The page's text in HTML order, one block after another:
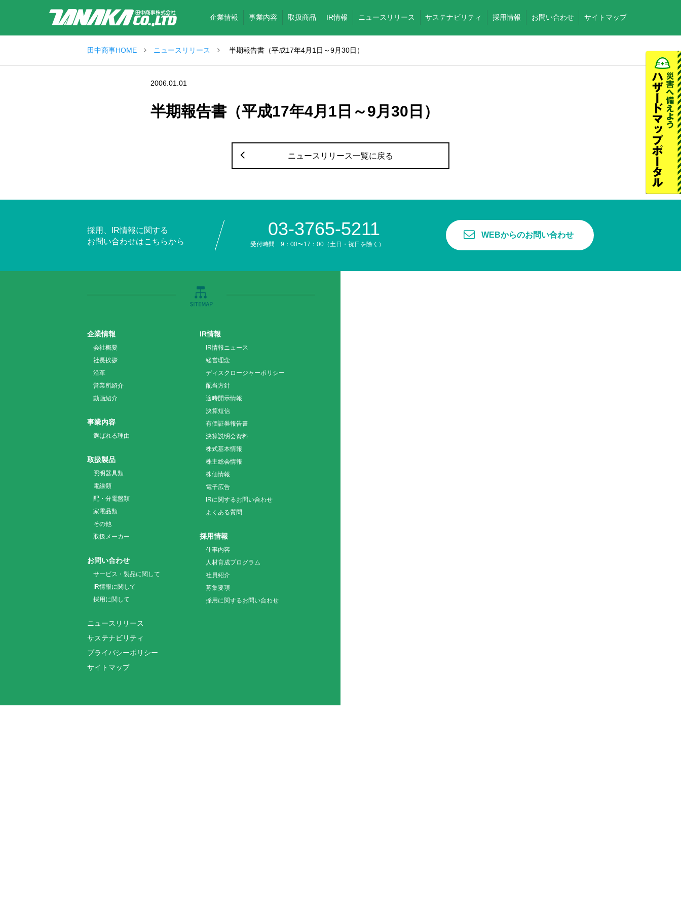
企業情報 事業内容 取扱商品 IR情報 ニュースリリース サステナビリティ 採用情報 お問い合わせ サイトマップ
田中商事HOME ニュースリリース 半期報告書（平成17年4月1日～9月30日）
2006.01.01
半期報告書（平成17年4月1日～9月30日）
ニュースリリース一覧に戻る
採用、IR情報に関する
お問い合わせはこちらから
03-3765-5211
受付時間 9：00〜17：00（土日・祝日を除く）
WEBからのお問い合わせ
企業情報
会社概要
社長挨拶
沿革
営業所紹介
動画紹介
事業内容
選ばれる理由
取扱製品
照明器具類
電線類
配・分電盤類
家電品類
その他
取扱メーカー
お問い合わせ
サービス・製品に関して
IR情報に関して
採用に関して
ニュースリリース
サステナビリティ
プライバシーポリシー
サイトマップ
IR情報
IR情報ニュース
経営理念
ディスクロージャーポリシー
配当方針
適時開示情報
決算短信
有価証券報告書
決算説明会資料
株式基本情報
株主総会情報
株価情報
電子広告
IRに関するお問い合わせ
よくある質問
採用情報
仕事内容
人材育成プログラム
社員紹介
募集要項
採用に関するお問い合わせ